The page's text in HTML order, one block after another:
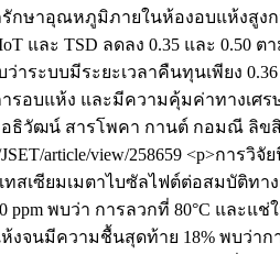
รักษาอุณหภูมิภายในห้องอบแห้งสูง
และ TSD ลดลง 0.35 และ 0.50
ว่าระบบมีระยะเวลาคืนทุนเพียง
รอบแห้ง และมีความคุ้มค่าทางเศ
อธิวัฒน์ สารโพคา กานต์ กอมณี ลิขสิ
article/view/258659 <p>การวิจั
สเซียมเมตาไบซัลไฟต์ต่อสมบัติทา
ppm พบว่า การลวกที่ 80°C แล
งจนมีความชื้นสุดท้าย 18% พบว่า